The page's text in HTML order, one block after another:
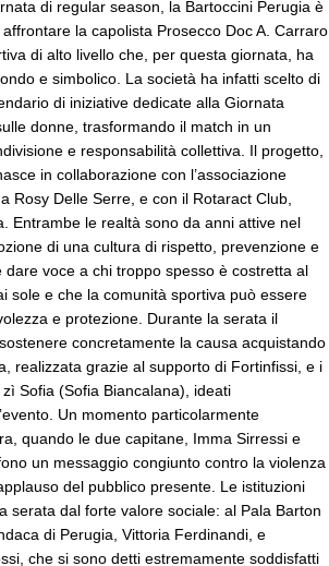
di regular season, la Bartoccini Perugia è
la capolista Prosecco Doc A. Carraro
di alto livello che, per questa giornata, ha
e simbolico. La società ha infatti scelto di
di iniziative dedicate alla Giornata
donne, trasformando il match in un
e responsabilità collettiva. Il progetto,
in collaborazione con l’associazione
Rosy Delle Serre, e con il Rotaract Club,
Entrambe le realtà sono da anni attive nel
di una cultura di rispetto, prevenzione e
dare voce a chi troppo spesso è costretta al
sole e che la comunità sportiva può essere
e protezione. Durante la serata il
concretamente la causa acquistando
realizzata grazie al supporto di Fortinfissi, e i
Sofia (Sofia Biancalana), ideati
Un momento particolarmente
quando le due capitane, Imma Sirressi e
un messaggio congiunto contro la violenza
del pubblico presente. Le istituzioni
serata dal forte valore sociale: al Pala Barton
di Perugia, Vittoria Ferdinandi, e
che si sono detti estremamente soddisfatti